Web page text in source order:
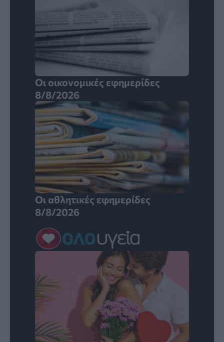
Οι οικονομικές εφημερίδες
8/8/2026
Οι αθλητικές εφημερίδες
8/8/2026